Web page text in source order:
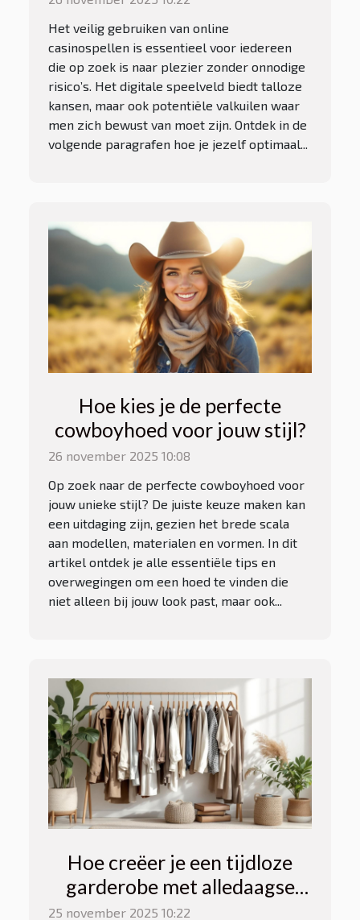
Het veilig gebruiken van online
casinospellen is essentieel voor iedereen
die op zoek is naar plezier zonder onnodige
risico’s. Het digitale speelveld biedt talloze
kansen, maar ook potentiële valkuilen waar
men zich bewust van moet zijn. Ontdek in de
volgende paragrafen hoe je jezelf optimaal...
Hoe kies je de perfecte
cowboyhoed voor jouw stijl?
26 november 2025 10:08
Op zoek naar de perfecte cowboyhoed voor
jouw unieke stijl? De juiste keuze maken kan
een uitdaging zijn, gezien het brede scala
aan modellen, materialen en vormen. In dit
artikel ontdek je alle essentiële tips en
overwegingen om een hoed te vinden die
niet alleen bij jouw look past, maar ook...
Hoe creëer je een tijdloze
garderobe met alledaagse
stukken?
25 november 2025 10:22